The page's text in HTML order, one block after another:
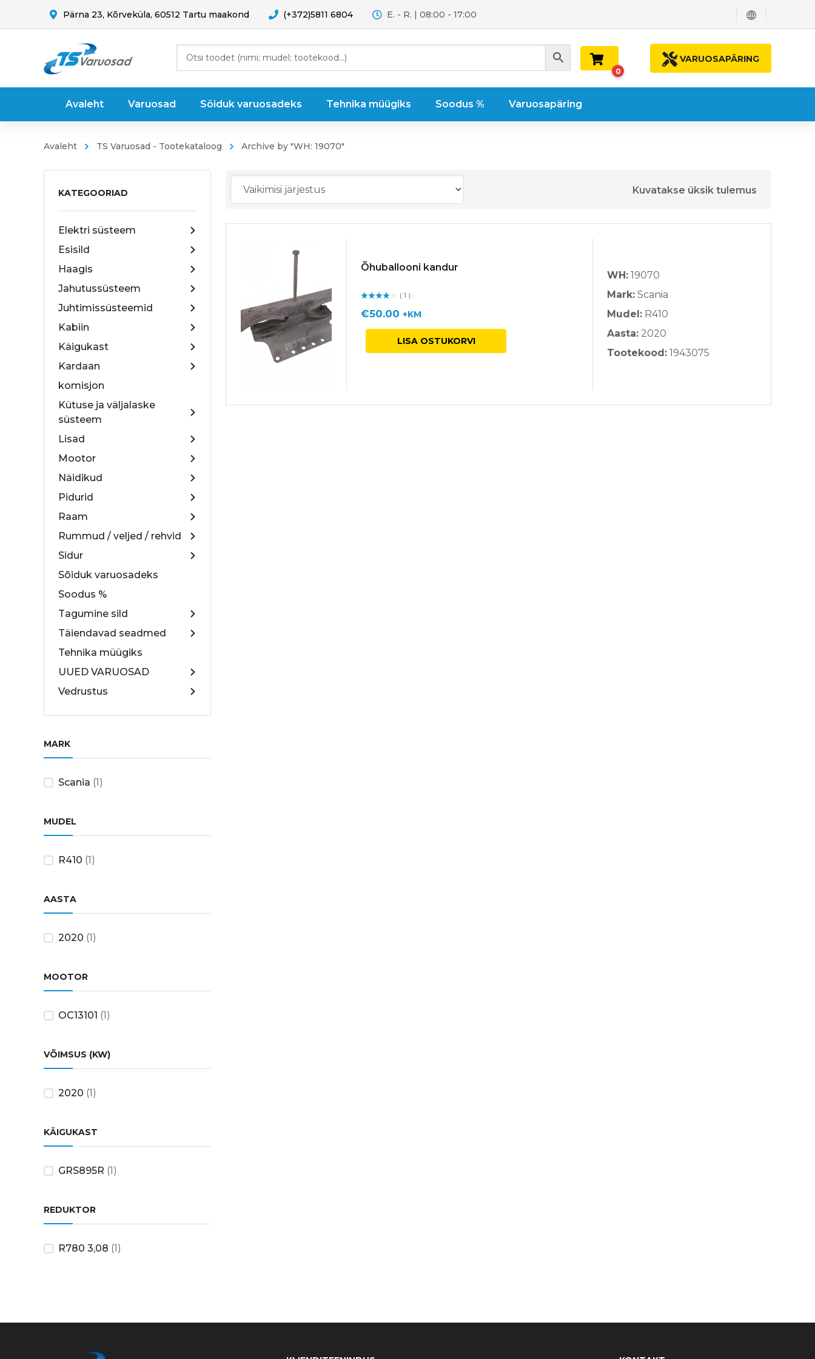
Pärna 23, Kõrveküla, 60512 Tartu maakond (+372)5811 6804 E. - R. | 08:00 - 17:00
VARUOSAPÄRING
0
Avaleht Varuosad Sõiduk varuosadeks Tehnika müügiks Soodus % Varuosapäring
Avaleht TS Varuosad - Tootekataloog Archive by "WH: 19070"
KATEGOORIAD
Elektri süsteem
Esisild
Haagis
Jahutussüsteem
Juhtimissüsteemid
Kabiin
Käigukast
Kardaan
komisjon
Kütuse ja väljalaske
süsteem
Lisad
Mootor
Näidikud
Pidurid
Raam
Rummud / veljed / rehvid
Sidur
Sõiduk varuosadeks
Soodus %
Tagumine sild
Täiendavad seadmed
Tehnika müügiks
UUED VARUOSAD
Vedrustus
MARK
Scania (1)
MUDEL
R410 (1)
AASTA
2020 (1)
MOOTOR
OC13101 (1)
VÕIMSUS (KW)
2020 (1)
KÄIGUKAST
GRS895R (1)
REDUKTOR
R780 3,08 (1)
Kuvatakse üksik tulemus
Õhuballooni kandur
guga/ 5
( 1 )
€50.00 +KM
LISA OSTUKORVI
WH: 19070
Mark: Scania
Mudel: R410
Aasta: 2020
Tootekood: 1943075